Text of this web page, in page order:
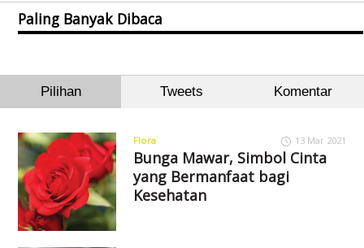
Paling Banyak Dibaca
Pilihan Tweets Komentar
Flora 13 Mar 2021
Bunga Mawar, Simbol Cinta
yang Bermanfaat bagi
Kesehatan